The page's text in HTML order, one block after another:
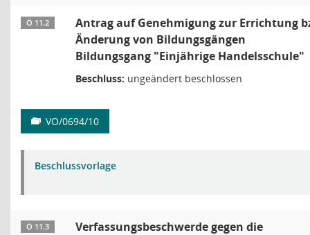
Ö 11.2
Antrag auf Genehmigung zur Errichtung
Änderung von Bildungsgängen
Bildungsgang "Einjährige Handelsschule"
Beschluss: ungeändert beschlossen
VO/0694/10
Beschlussvorlage
Ö 11.3
Verfassungsbeschwerde gegen die